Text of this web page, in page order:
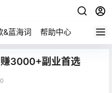
&蓝海词 帮助中心
3000+副业首选
0